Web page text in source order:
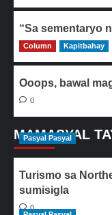
“Sa sementaryo
0
Column Kapitbahay
Ooops, bawal
0
MAMASYAL
Pasyal Pasyal
Turismo sa
sumisigla
0